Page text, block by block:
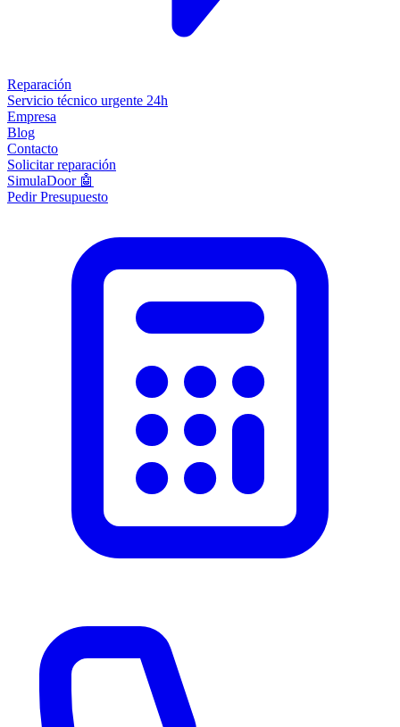
Reparación
Servicio técnico urgente 24h
Empresa
Blog
Contacto
Solicitar reparación
SimulaDoor 🤖
Pedir Presupuesto